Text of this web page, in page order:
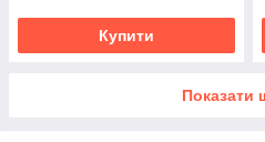
Купити
Показати